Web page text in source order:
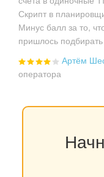
Скрипт в
Минус балл за то,
пришлось
Артём
оператора